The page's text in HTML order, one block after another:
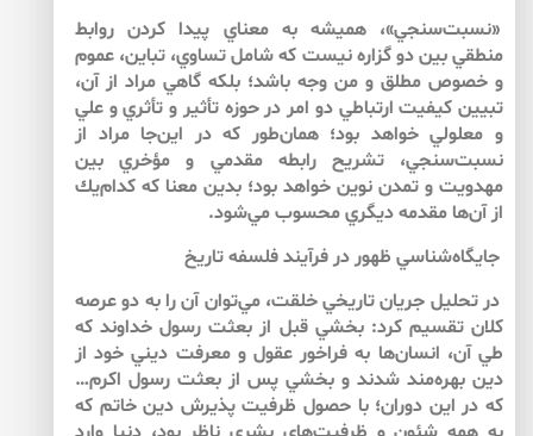
«نسبت‌‌سنجي»، هميشه به معناي پيدا كردن روابط
منطقي بين دو گزاره نيست كه شامل تساوي، تباين، عموم
و خصوص مطلق و من وجه باشد؛ بلكه گاهي مراد از آن،
تبيين كيفيت ارتباطي دو امر در حوزه تأثير و تأثري و علي
و معلولي خواهد بود؛ همان‌طور كه در اين‌جا مراد از
نسبت‌‌سنجي، تشريح رابطه مقدمي و مؤخري بين
مهدويت و تمدن نوين خواهد بود؛ بدين معنا كه كدام‌يك
از آن‌ها مقدمه ديگري محسوب مي‌‌شود.
جايگاه‌‌شناسي ظهور در فرآيند فلسفه تاريخ
در تحليل جريان تاريخي خلقت، مي‌‌توان آن را به دو عرصه
كلان تقسيم كرد: بخشي قبل از بعثت رسول خداوند كه
طي آن، انسان‌‌ها به فراخور عقول و معرفت ديني خود از
دين بهره‌‌مند شدند و بخشي پس از بعثت رسول اكرم…
كه در اين دوران؛ با حصول ظرفيت پذيرش دين خاتم كه